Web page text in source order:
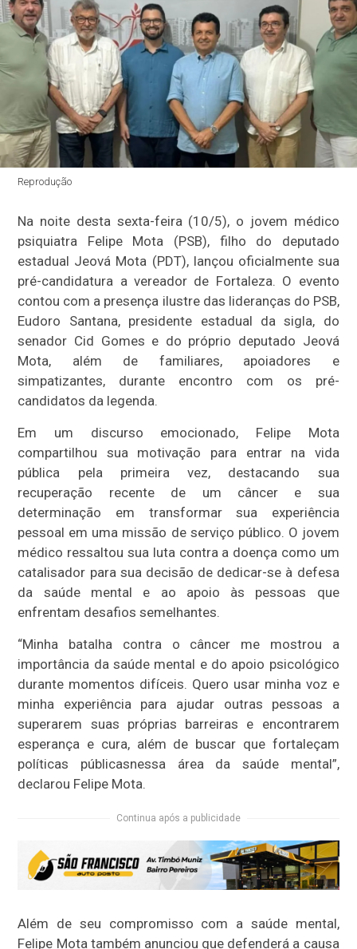
Reprodução
Na noite desta sexta-feira (10/5), o jovem médico
psiquiatra Felipe Mota (PSB), filho do deputado
estadual Jeová Mota (PDT), lançou oficialmente sua
pré-candidatura a vereador de Fortaleza. O evento
contou com a presença ilustre das lideranças do PSB,
Eudoro Santana, presidente estadual da sigla, do
senador Cid Gomes e do próprio deputado Jeová
Mota, além de familiares, apoiadores e
simpatizantes, durante encontro com os pré-
candidatos da legenda.
Em um discurso emocionado, Felipe Mota
compartilhou sua motivação para entrar na vida
pública pela primeira vez, destacando sua
recuperação recente de um câncer e sua
determinação em transformar sua experiência
pessoal em uma missão de serviço público. O jovem
médico ressaltou sua luta contra a doença como um
catalisador para sua decisão de dedicar-se à defesa
da saúde mental e ao apoio às pessoas que
enfrentam desafios semelhantes.
“Minha batalha contra o câncer me mostrou a
importância da saúde mental e do apoio psicológico
durante momentos difíceis. Quero usar minha voz e
minha experiência para ajudar outras pessoas a
superarem suas próprias barreiras e encontrarem
esperança e cura, além de buscar que fortaleçam
políticas públicasnessa área da saúde mental”,
declarou Felipe Mota.
Continua após a publicidade
Além de seu compromisso com a saúde mental,
Felipe Mota também anunciou que defenderá a causa